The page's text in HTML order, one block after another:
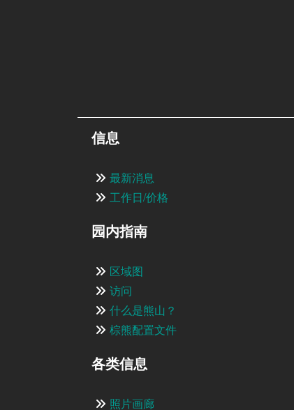
信息
最新消息
工作日/价格
园内指南
区域图
访问
什么是熊山？
棕熊配置文件
各类信息
照片画廊